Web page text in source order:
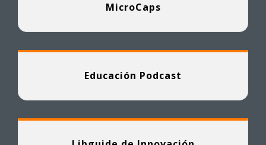
MicroCaps
Educación Podcast